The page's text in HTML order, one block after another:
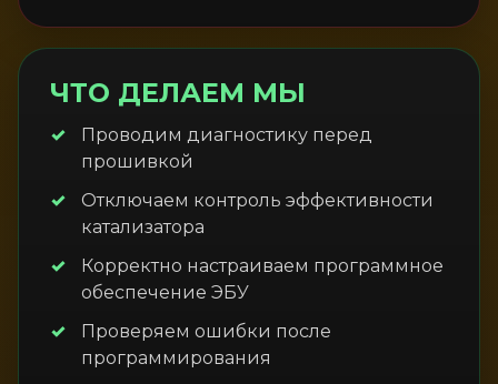
ЧТО ДЕЛАЕМ МЫ
Проводим диагностику перед
прошивкой
Отключаем контроль эффективности
катализатора
Корректно настраиваем программное
обеспечение ЭБУ
Проверяем ошибки после
программирования